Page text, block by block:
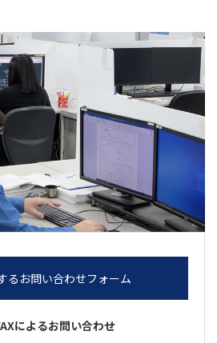
るお問い合わせフォーム
によるお問い合わせ